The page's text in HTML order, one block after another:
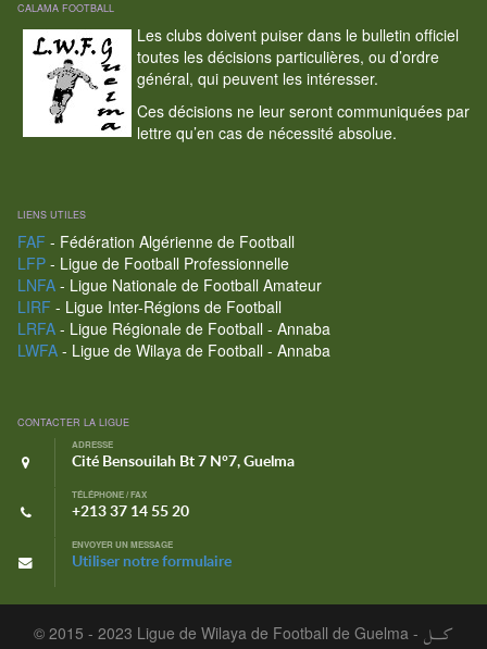
CALAMA FOOTBALL
Les clubs doivent puiser dans le bulletin officiel
toutes les décisions particulières, ou d’ordre
général, qui peuvent les intéresser.
Ces décisions ne leur seront communiquées par
lettre qu’en cas de nécessité absolue.
LIENS UTILES
FAF - Fédération Algérienne de Football
LFP- Ligue de Football Professionnelle
LNFA- Ligue Nationale de Football Amateur
LIRF - Ligue Inter-Régions de Football
LRFA- Ligue Régionale de Football - Annaba
LWFA- Ligue de Wilaya de Football - Annaba
CONTACTER LA LIGUE
ADRESSE
Cité Bensouilah Bt 7 N°7, Guelma
TÉLÉPHONE / FAX
+213 37 14 55 20
ENVOYER UN MESSAGE
Utiliser notre formulaire
© 2015 - 2023 Ligue de Wilaya de Football de Guelma - كـــل